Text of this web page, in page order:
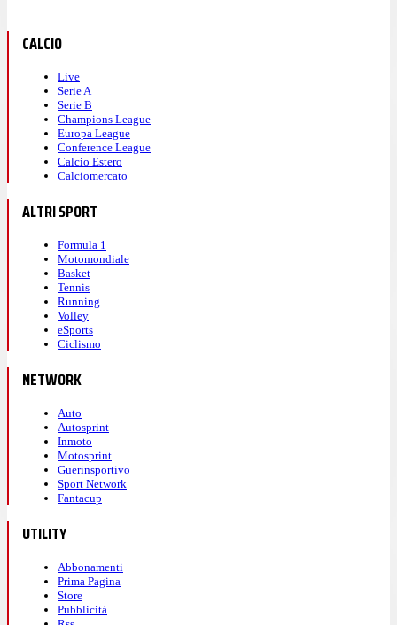
CALCIO
Live
Serie A
Serie B
Champions League
Europa League
Conference League
Calcio Estero
Calciomercato
ALTRI SPORT
Formula 1
Motomondiale
Basket
Tennis
Running
Volley
eSports
Ciclismo
NETWORK
Auto
Autosprint
Inmoto
Motosprint
Guerinsportivo
Sport Network
Fantacup
UTILITY
Abbonamenti
Prima Pagina
Store
Pubblicità